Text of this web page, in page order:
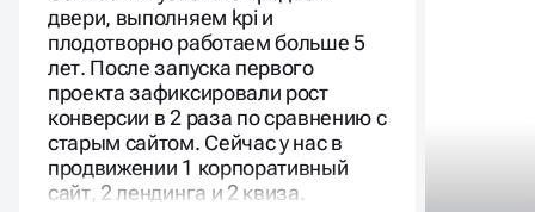
двери, выполняем kpi и
плодотворно работаем больше 5
лет. После запуска первого
проекта зафиксировали рост
конверсии в 2 раза по сравнению с
старым сайтом. Сейчас у нас в
продвижении 1 корпоративный
сайт, 2 лендинга и 2 квиза.